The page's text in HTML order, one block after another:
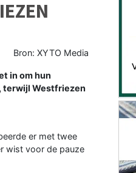
Bron: XYTO Media
in om hun
terwijl Westfriezen
er met twee
wist voor de pauze